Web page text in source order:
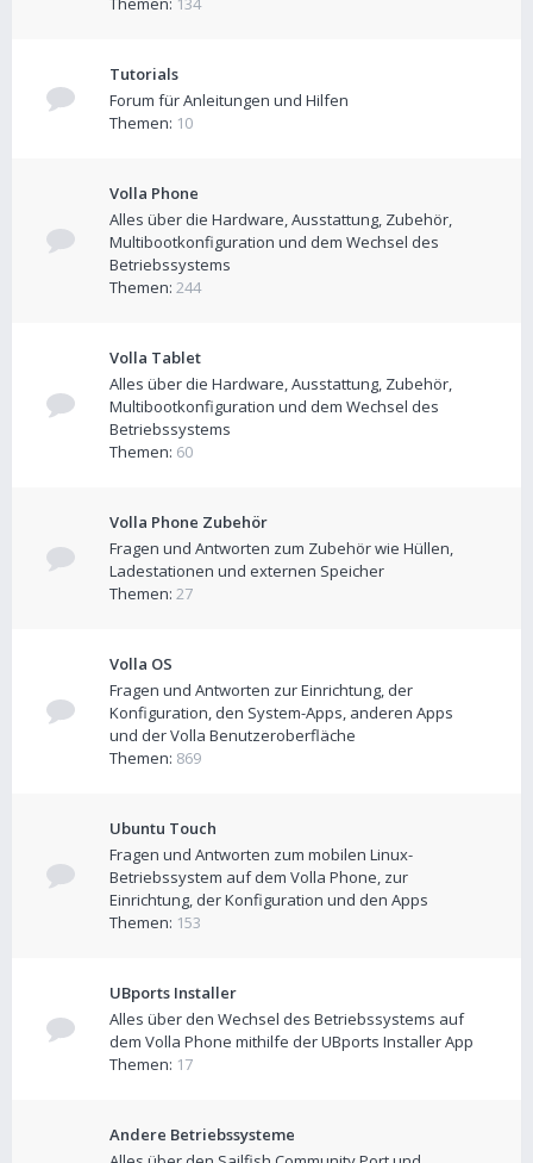
Tutorials
Forum für Anleitungen und Hilfen
Themen: 10
Volla Phone
Alles über die Hardware, Ausstattung, Zubehör,
Multibootkonfiguration und dem Wechsel des
Betriebssystems
Themen: 244
Volla Tablet
Alles über die Hardware, Ausstattung, Zubehör,
Multibootkonfiguration und dem Wechsel des
Betriebssystems
Themen: 60
Volla Phone Zubehör
Fragen und Antworten zum Zubehör wie Hüllen,
Ladestationen und externen Speicher
Themen: 27
Volla OS
Fragen und Antworten zur Einrichtung, der
Konfiguration, den System-Apps, anderen Apps
und der Volla Benutzeroberfläche
Themen: 869
Ubuntu Touch
Fragen und Antworten zum mobilen Linux-
Betriebssystem auf dem Volla Phone, zur
Einrichtung, der Konfiguration und den Apps
Themen: 153
UBports Installer
Alles über den Wechsel des Betriebssystems auf
dem Volla Phone mithilfe der UBports Installer App
Themen: 17
Andere Betriebssysteme